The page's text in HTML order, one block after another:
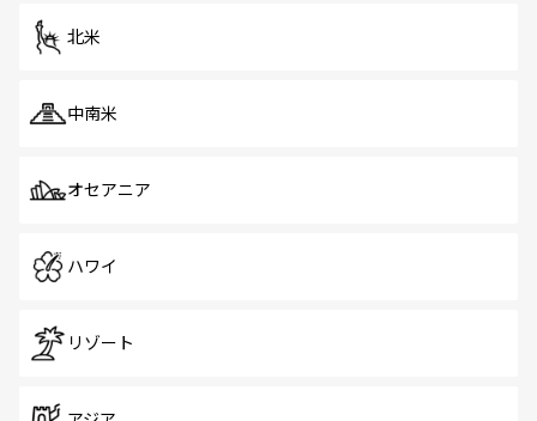
北米
中南米
オセアニア
ハワイ
リゾート